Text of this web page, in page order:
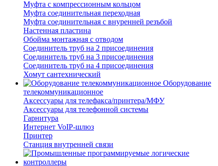
Муфта с компрессионным кольцом
Муфта соединительная переходная
Муфта соединительная с внуренней резъбой
Настенная пластина
Обойма монтажная с отводом
Соединитель труб на 2 присоединения
Соединитель труб на 3 присоединения
Соединитель труб на 4 присоединения
Хомут сантехнический
Оборудование
телекоммуникационное
Аксессуары для телефакса/принтера/МФУ
Аксессуары для телефонной системы
Гарнитура
Интернет VoIP-шлюз
Принтер
Станция внутренней связи